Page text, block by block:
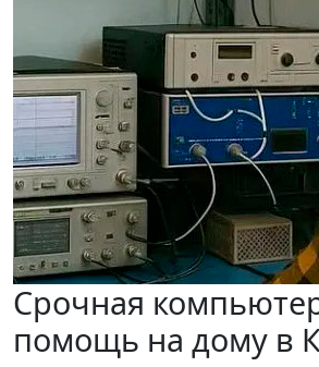
Срочная
помощь на дому в